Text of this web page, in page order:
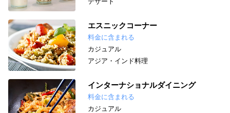
エスニックコーナー
料金に含まれる
カジュアル
アジア・インド料理
インターナショナルダイニング
料金に含まれる
カジュアル